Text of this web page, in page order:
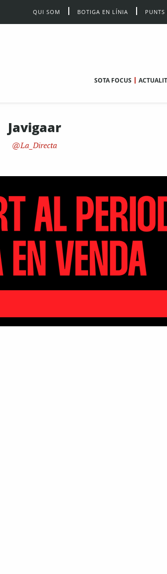
QUI SOM BOTIGA EN LÍNIA PUNTS
SOTA FOCUS
Javigaar
La_Directa